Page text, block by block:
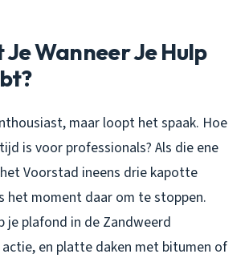
Je Wanneer Je Hulp
maar loopt het spaak. Hoe
is voor professionals? Als die ene
Voorstad ineens drie kapotte
het moment daar om te stoppen.
je plafond in de Zandweerd
en platte daken met bitumen of